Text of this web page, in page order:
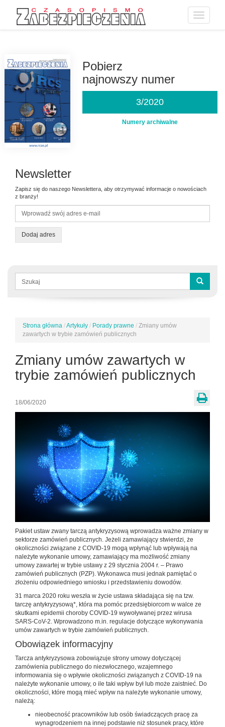
Toggle
Pobierz
najnowszy numer
3/2020
Numery archiwalne
Newsletter
Zapisz się do naszego Newslettera, aby otrzymywać informacje o nowościach
z branży!
Dodaj adres
Formularz
wyszukiwania
Jesteś
tutaj
Strona główna /Artykuły / Porady prawne / Zmiany umów
zawartych w trybie zamówień publicznych
Zmiany umów zawartych w
trybie zamówień publicznych
18/06/2020
Pakiet ustaw zwany tarczą antykryzysową wprowadza ważne zmiany w
sektorze zamówień publicznych. Jeżeli zamawiający stwierdzi, że
okoliczności związane z COVID-19 mogą wpłynąć lub wpływają na
należyte wykonanie umowy, zamawiający ma możliwość zmiany
umowy zawartej w trybie ustawy z 29 stycznia 2004 r. – Prawo
zamówień publicznych (PZP). Wykonawca musi jednak pamiętać o
złożeniu odpowiedniego wniosku i przedstawieniu dowodów.
31 marca 2020 roku weszła w życie ustawa składająca się na tzw.
tarczę antykryzysową*, która ma pomóc przedsiębiorcom w walce ze
skutkami epidemii choroby COVID-19 wywoływanej przez wirusa
SARS-CoV-2. Wprowadzono m.in. regulacje dotyczące wykonywania
umów zawartych w trybie zamówień publicznych.
Obowiązek informacyjny
Tarcza antykryzysowa zobowiązuje strony umowy dotyczącej
zamówienia publicznego do niezwłocznego, wzajemnego
informowania się o wpływie okoliczności związanych z COVID-19 na
należyte wykonanie umowy, o ile taki wpływ był lub może zaistnieć. Do
okoliczności, które mogą mieć wpływ na należyte wykonanie umowy,
należą:
nieobecność pracowników lub osób świadczących pracę za
wynagrodzeniem na innej podstawie niż stosunek pracy, które